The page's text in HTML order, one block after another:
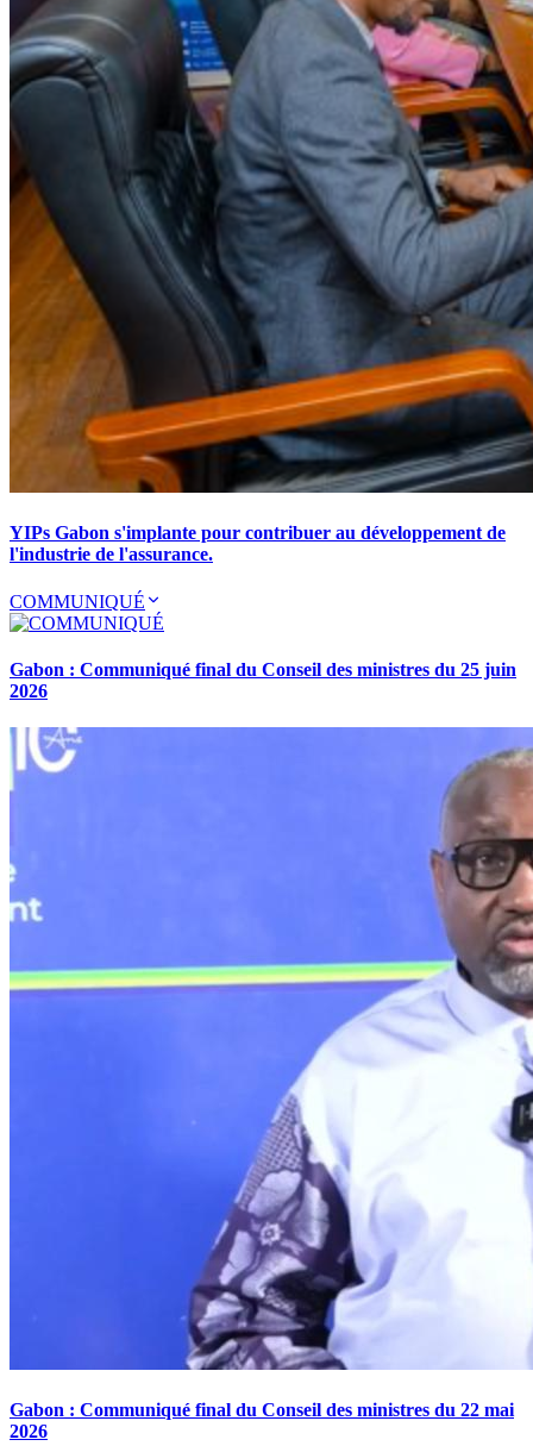
YIPs Gabon s'implante pour contribuer au développement de
l'industrie de l'assurance.
COMMUNIQUÉ
Gabon : Communiqué final du Conseil des ministres du 25 juin
2026
Gabon : Communiqué final du Conseil des ministres du 22 mai
2026